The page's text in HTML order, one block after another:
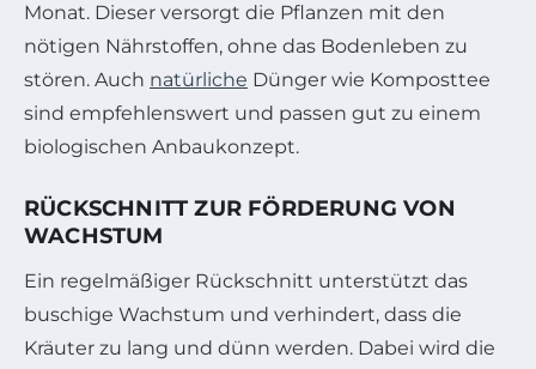
Monat. Dieser versorgt die Pflanzen mit den
nötigen Nährstoffen, ohne das Bodenleben zu
stören. Auch natürliche Dünger wie Komposttee
sind empfehlenswert und passen gut zu einem
biologischen Anbaukonzept.
RÜCKSCHNITT ZUR FÖRDERUNG VON
WACHSTUM
Ein regelmäßiger Rückschnitt unterstützt das
buschige Wachstum und verhindert, dass die
Kräuter zu lang und dünn werden. Dabei wird die